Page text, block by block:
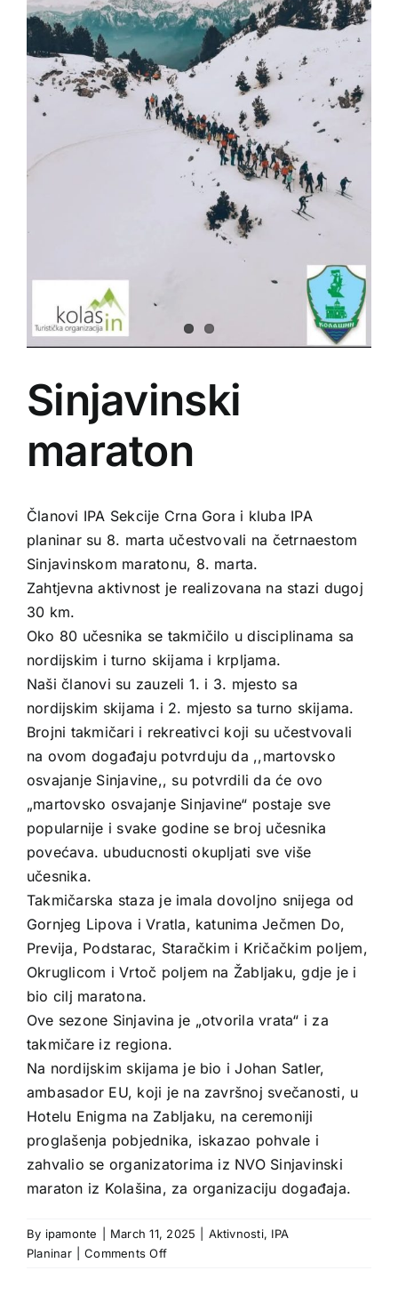
Sinjavinski
maraton
Članovi IPA Sekcije Crna Gora i kluba IPA
planinar su 8. marta učestvovali na četrnaestom
Sinjavinskom maratonu, 8. marta.
Zahtjevna aktivnost je realizovana na stazi dugoj
30 km.
Oko 80 učesnika se takmičilo u disciplinama sa
nordijskim i turno skijama i krpljama.
Naši članovi su zauzeli 1. i 3. mjesto sa
nordijskim skijama i 2. mjesto sa turno skijama.
Brojni takmičari i rekreativci koji su učestvovali
na ovom događaju potvrduju da ,,martovsko
osvajanje Sinjavine,, su potvrdili da će ovo
„martovsko osvajanje Sinjavine“ postaje sve
popularnije i svake godine se broj učesnika
povećava. ubuducnosti okupljati sve više
učesnika.
Takmičarska staza je imala dovoljno snijega od
Gornjeg Lipova i Vratla, katunima Ječmen Do,
Previja, Podstarac, Staračkim i Kričačkim poljem,
Okruglicom i Vrtoč poljem na Žabljaku, gdje je i
bio cilj maratona.
Ove sezone Sinjavina je „otvorila vrata“ i za
takmičare iz regiona.
Na nordijskim skijama je bio i Johan Satler,
ambasador EU, koji je na završnoj svečanosti, u
Hotelu Enigma na Zabljaku, na ceremoniji
proglašenja pobjednika, iskazao pohvale i
zahvalio se organizatorima iz NVO Sinjavinski
maraton iz Kolašina, za organizaciju događaja.
By ipamonte March 11, 2025 Aktivnosti, IPA
Planinar
Comments Offon